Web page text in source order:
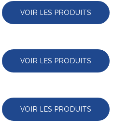
VOIR LES PRODUITS
VOIR LES PRODUITS
VOIR LES PRODUITS